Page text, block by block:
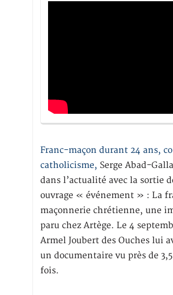
Franc-maçon durant 24 ans,
catholicisme, Serge Abad-
dans l’actualité avec la sortie
ouvrage « événement » : La
maçonnerie chrétienne, une
paru chez Artège. Le 4
Armel Joubert des Ouches lui
un documentaire vu près de
fois.